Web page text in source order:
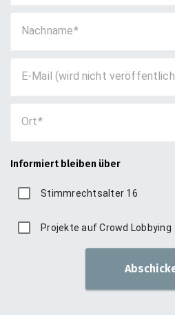
Nachname
E-Mail (wird nicht
Ort
Informiert bleiben über
Stimmrechtsalter 16
Projekte auf Crowd Lobbying